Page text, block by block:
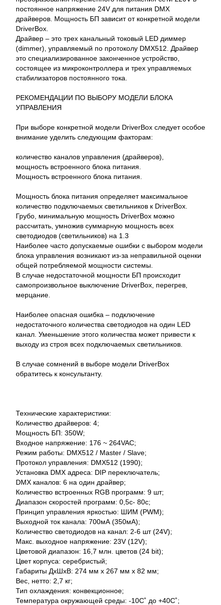
постоянное напряжение 24V для питания DMX
драйверов. Мощность БП зависит от конкретной модели
DriverBox.
Драйвер – это трех канальный токовый LED диммер
(dimmer), управляемый по протоколу DMX512. Драйвер
это специализированное законченное устройство,
состоящее из микроконтроллера и трех управляемых
стабилизаторов постоянного тока.
РЕКОМЕНДАЦИИ ПО ВЫБОРУ МОДЕЛИ БЛОКА
УПРАВЛЕНИЯ
При выборе конкретной модели DriverBox следует особое
внимание уделить следующим факторам:
количество каналов управления (драйверов),
мощность встроенного блока питания.
Мощность встроенного блока питания.
Мощность блока питания определяет максимальное
количество подключаемых светильников к DriverBox.
Грубо, минимальную мощность DriverBox можно
рассчитать, умножив суммарную мощность всех
светодиодов (светильников) на 1.3
Наиболее часто допускаемые ошибки с выбором модели
блока управления возникают из-за неправильной оценки
общей потребляемой мощности системы.
В случае недостаточной мощности БП происходит
самопроизвольное выключение DriverBox, перегрев,
мерцание.
Наиболее опасная ошибка – подключение
недостаточного количества светодиодов на один LED
канал. Уменьшение этого количества может привести к
выходу из строя всех подключаемых светильников.
В случае сомнений в выборе модели DriverBox
обратитесь к консультанту.
Технические характеристики:
Количество драйверов: 4;
Мощность БП: 350W;
Входное напряжение: 176 ~ 264VAC;
Режим работы: DMX512 / Master / Slave;
Протокол управления: DMX512 (1990);
Установка DMX адреса: DIP переключатель;
DMX каналов: 6 на один драйвер;
Количество встроенных RGB программ: 9 шт;
Диапазон скоростей программ: 0,5c- 80c;
Принцип управления яркостью: ШИМ (PWM);
Выходной ток канала: 700мА (350мА);
Количество светодиодов на канал: 2-6 шт (24V);
Макс. выходное напряжение: 23V (12V);
Цветовой диапазон: 16,7 млн. цветов (24 bit);
Цвет корпуса: серебристый;
Габариты ДхШхВ: 274 мм х 267 мм х 82 мм;
Вес, нетто: 2,7 кг;
Тип охлаждения: конвекционное;
Температура окружающей среды: -10С˚ до +40С˚;